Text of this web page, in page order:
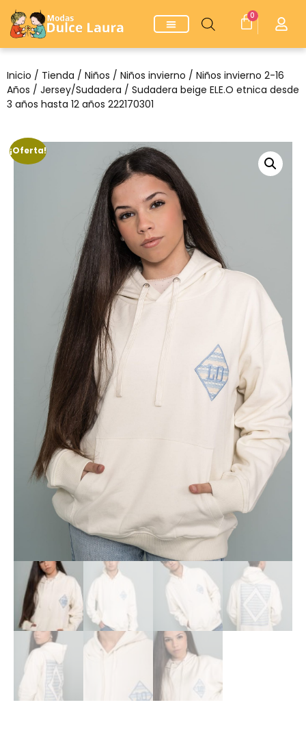
0
Inicio / Tienda / Niños / Niños invierno / Niños invierno 2-16
Años / Jersey/Sudadera / Sudadera beige ELE.O etnica desde
3 años hasta 12 años 222170301
¡Oferta!